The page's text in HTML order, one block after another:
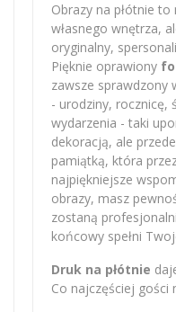
Obrazy na płótnie
własnego wnętrza,
oryginalny,
Pięknie oprawiony
zawsze sprawdzony
- urodziny, rocznicę,
wydarzenia - taki
dekoracją, ale
pamiątką, która
najpiękniejsze
obrazy, masz
zostaną
końcowy spełni
Druk na płótnie
Co najczęściej gości